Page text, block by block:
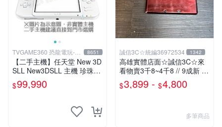
TVGAME360 恐龍電玩-台
中店
8651
【二手主機】任天堂 New 3D
SLL New3DSLL 主機 珍珠白
色 日規機 日文介面 11.2版本
【台中恐龍電玩】
$99,990
誠信3C☆統編36972534 1342
高雄實體店面☆誠信3C☆來
看物賣3千8~4千8 // 9成新 送
充電器 無改機 各色 功能正常
初代 小 3DS 主機 二手 也可
$3,899 - $4,800
多筆商品